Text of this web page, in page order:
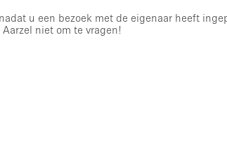
u een bezoek met de eigenaar heeft
niet om te vragen!